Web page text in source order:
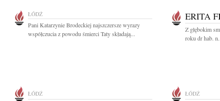
ŁÓDŹ
Pani Katarzynie Brodeckiej najszczersze wyrazy
współczucia z powodu śmierci Taty składają...
ERITA
Z głębokim
roku dr hab.
ŁÓDŹ ŁÓDŹ